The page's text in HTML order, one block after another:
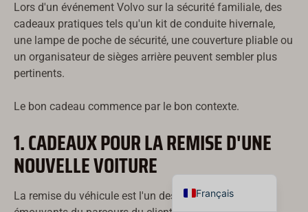
Lors d'un événement Volvo sur la sécurité familiale, des
cadeaux pratiques tels qu'un kit de conduite hivernale,
une lampe de poche de sécurité, une couverture pliable ou
un organisateur de sièges arrière peuvent sembler plus
pertinents.
Le bon cadeau commence par le bon contexte.
1. CADEAUX POUR LA REMISE D'UNE
NOUVELLE VOITURE
La remise du véhicule est l'un des moments les plus
Français
Español
Italiano
日本語
Nederlands
Svenska